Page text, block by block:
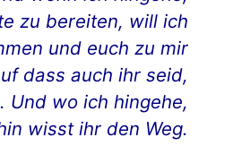
zu bereiten, will ich
und euch zu mir
dass auch ihr seid,
Und wo ich hingehe,
wisst ihr den Weg.